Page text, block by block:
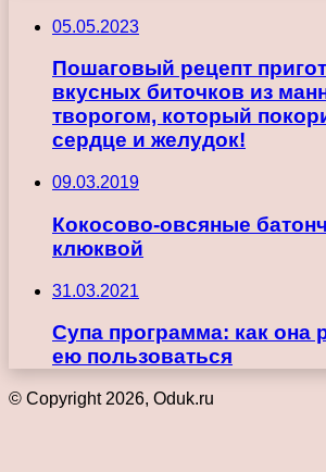
05.05.2023
Пошаговый рецепт
вкусных биточков из
творогом, который
сердце и желудок!
09.03.2019
Кокосово-овсяные
клюквой
31.03.2021
Супа программа: как она
ею пользоваться
© Copyright 2026, Oduk.ru